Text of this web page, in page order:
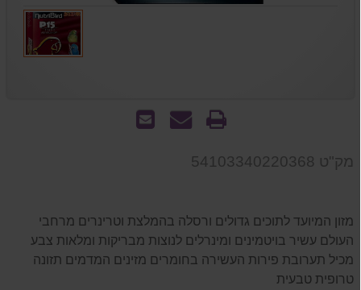
שלח
שאל
המוצר
מק"ט 54103340220368
מזון המיועד לתוכים גדולים ורסלה בהמלצת וטרינרים מרחבי
העולם עשיר בויטמינים ומינרלים לנוצות מבריקות ומלאות צבע
מכיל תערובת פירות העשירה בחומרים מזינים המדמים תזונה
טרופית טבעית